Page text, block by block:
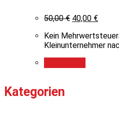
50,00€ 40,00 €
Kein
Kleinunternehmer
Kategorien